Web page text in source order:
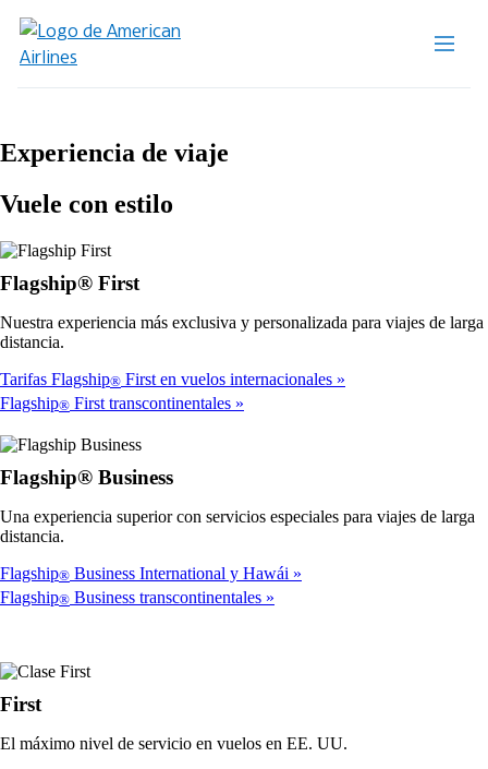
Experiencia de viaje
Vuele con estilo
Flagship® First
Nuestra experiencia más exclusiva y personalizada para viajes de larga
distancia.
Tarifas Flagship® First en vuelos internacionales
Flagship® First transcontinentales
Flagship® Business
Una experiencia superior con servicios especiales para viajes de larga
distancia.
Flagship® Business International y Hawái
Flagship® Business transcontinentales
First
El máximo nivel de servicio en vuelos en EE. UU.